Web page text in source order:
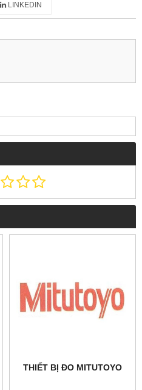
LINKEDIN
THIẾT BỊ ĐO MITUTOYO